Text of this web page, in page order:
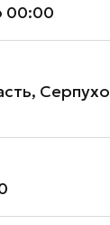
00:00